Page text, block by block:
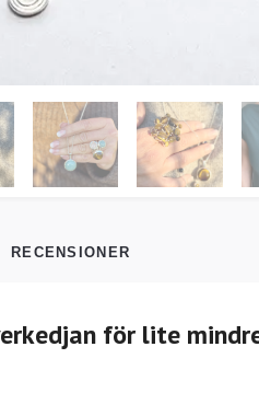
RECENSIONER
för lite